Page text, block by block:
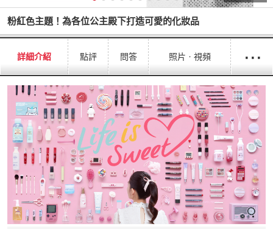
粉紅色主題！為各位公主殿下打造可愛的化妝品
詳細介紹 點評 問答 照片ㆍ視頻 ···